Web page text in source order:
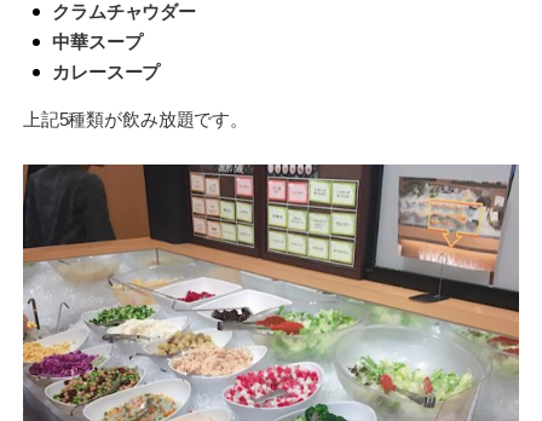
クラムチャウダー
中華スープ
カレースープ
上記5種類が飲み放題です。